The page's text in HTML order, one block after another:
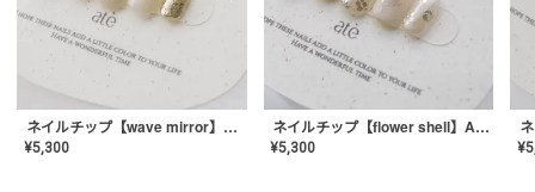
ネイルチップ【wave mirror】AE-CONA-04
¥5,300
ネイルチップ【flower shell】AE-CONA-03
¥5,300 ¥